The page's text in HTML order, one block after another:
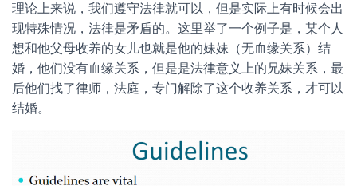
理论上来说，我们遵守法律就可以，但是实际上有时候会出
现特殊情况，法律是矛盾的。这里举了一个例子是，某个人
想和他父母收养的女儿也就是他的妹妹（无血缘关系）结
婚，他们没有血缘关系，但是是法律意义上的兄妹关系，最
后他们找了律师，法庭，专门解除了这个收养关系，才可以
结婚。